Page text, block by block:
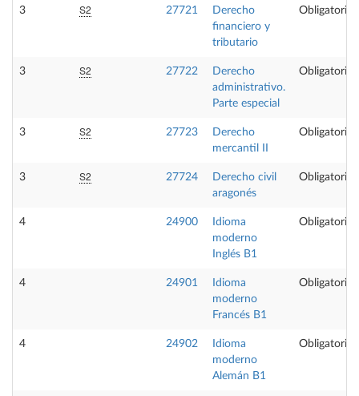
3 S2 27721
Derecho
financiero y
tributario
Obligatoria
3 S2 27722
Derecho
administrativo.
Parte especial
Obligatoria
3 S2 27723
Derecho
mercantil II
Obligatoria
3 S2 27724
Derecho civil
aragonés
Obligatoria
4 24900
Idioma
moderno
Inglés B1
Obligatoria
4 24901
Idioma
moderno
Francés B1
Obligatoria
4 24902
Idioma
moderno
Alemán B1
Obligatoria